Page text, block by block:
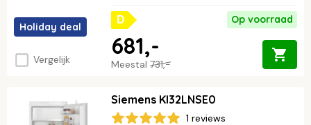
Holiday deal
Vergelijk
D Op voorraad
Meestal 731,-
681,-
Siemens KI32LNSE0
1 reviews